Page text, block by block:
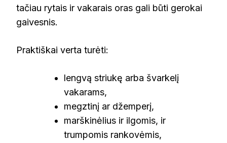
tačiau rytais ir vakarais oras gali būti gerokai
gaivesnis.
Praktiškai verta turėti:
lengvą striukę arba švarkelį
vakarams,
megztinį ar džemperį,
marškinėlius ir ilgomis, ir
trumpomis rankovėmis,